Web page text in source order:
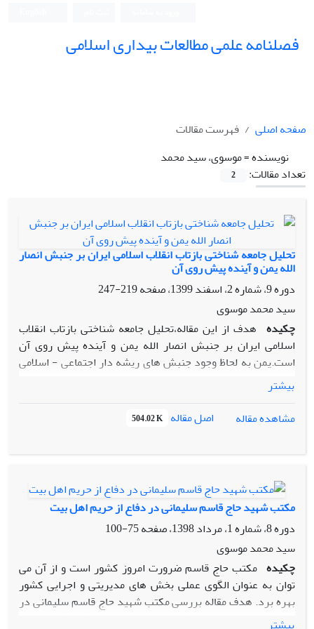
فصلنامه علمی مطالعات بیداری اسلامی
صفحه اصلی
فهرست مقالات
نویسنده =موسوی، سید محمد
تعداد مقالات:
2
تحلیل جامعه شناختی بازتاب انقلاب اسلامی ایران بر جنبش انصار
الله یمن و آینده پیش روی آن
دوره 9، شماره 2، اسفند 1399، صفحه
219-247
سید محمد موسوی
چکیده هدف از این مقاله،تحلیل جامعه شناختی بازتاب انقلاب
اسلامی ایران بر جنبش انصار الله یمن و آینده پیش روی آن
است.یمن به لحاظ وجود جنبش های ریشه دار اجتماعی - اسلامی
بالاخص شیعیان(زیدیان) حائز اهمیت است. شیعیان زیدی و
جنبش وابسته به آن یعنی الحوثی(انصار الله) مهمترین جناح
مخالف دولت یمن محسوب می شوند که در پی فعالیت این جنبش،
همراه با گسترش اعتراضات عمومی در جریان بیداری اسلامی،
فارس و سازمان ملل و عدم توافق جناحهای معترض داخلی تاکنون
هیچ دولتی نتوانسته است در رأس قدرت قرار گرفته و ثبات
سیاسی را در یمن برقرار سازد.سوال اصلی پژوهش این است که
تاثیر پذیری جنبش انصار الله یمن از انقلاب اسلامی ایران و نقش
جنبش الحوثی (انصار الله)در دگرگونی اوضاع یمن و آینده سیاسی
این کشور چیست؟در این مقاله با استفاده ازروش تحقیق توصیفی-
تحلیلی، ابتدا به بررسی مفهومی جنبشهای اسلامی بعنوان عامل
محرک جنبش الحوثی یمن جهت مقابله با استبداد و تهاجم همه
جانبه غرب و عربستان خواهیم پرداخت.
بیشتر
مشاهده مقاله
اصل مقاله 504.02 K
مکتب شهید حاج قاسم سلیمانی در دفاع از حریم اهل بیت
دوره 8، شماره 1، مرداد 1398، صفحه
75-100
سید محمد موسوی
چکیده مکتب حاج قاسم ضرورت امروز کشور است و از آن می
توان به عنوان الگوی عملی بخش های مدیریتی و اجرایی کشور
بهره برد. هدف مقاله بررسی مکتب شهید حاج قاسم سلیمانی در
دفاع از حریم اهل بیت(ع) است.سئوال اصلی پژوهش حاضر را
بیشتر